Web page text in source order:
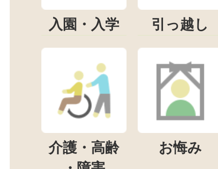
入園・入学 引っ越し
介護・高齢
お悔み